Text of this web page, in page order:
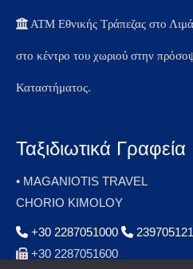
ΑΤΜ Εθνικής Τράπεζας στο
στο κέντρο του χωριού στην
Καταστήματος.
Ταξιδιωτικά Γραφεία
• MAGANIOTIS TRAVEL
CHORIO KIMOLOY
+30 2287051000
+30 2287051600